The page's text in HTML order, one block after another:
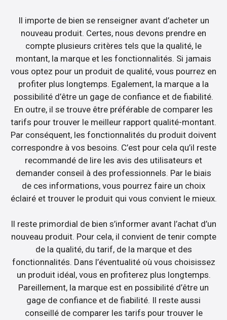
Il importe de bien se renseigner avant d’acheter un
nouveau produit. Certes, nous devons prendre en
compte plusieurs critères tels que la qualité, le
montant, la marque et les fonctionnalités. Si jamais
vous optez pour un produit de qualité, vous pourrez en
profiter plus longtemps. Egalement, la marque a la
possibilité d’être un gage de confiance et de fiabilité.
En outre, il se trouve être préférable de comparer les
tarifs pour trouver le meilleur rapport qualité-montant.
Par conséquent, les fonctionnalités du produit doivent
correspondre à vos besoins. C’est pour cela qu’il reste
recommandé de lire les avis des utilisateurs et
demander conseil à des professionnels. Par le biais
de ces informations, vous pourrez faire un choix
éclairé et trouver le produit qui vous convient le mieux.
Il reste primordial de bien s’informer avant l’achat d’un
nouveau produit. Pour cela, il convient de tenir compte
de la qualité, du tarif, de la marque et des
fonctionnalités. Dans l’éventualité où vous choisissez
un produit idéal, vous en profiterez plus longtemps.
Pareillement, la marque est en possibilité d’être un
gage de confiance et de fiabilité. Il reste aussi
conseillé de comparer les tarifs pour trouver le